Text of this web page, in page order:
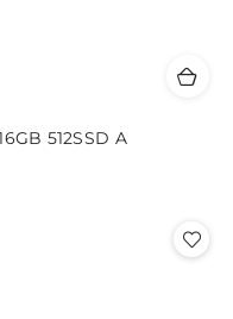
512SSD A